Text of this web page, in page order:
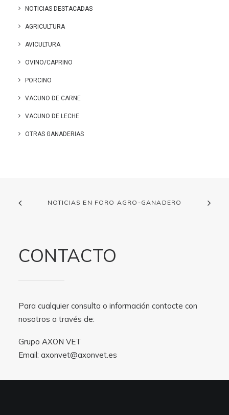
NOTICIAS DESTACADAS
AGRICULTURA
AVICULTURA
OVINO/CAPRINO
PORCINO
VACUNO DE CARNE
VACUNO DE LECHE
OTRAS GANADERIAS
NOTICIAS EN FORO AGRO-GANADERO
CONTACTO
Para cualquier consulta o información contacte con
nosotros a través de:
Grupo AXON VET
Email: axonvet@axonvet.es